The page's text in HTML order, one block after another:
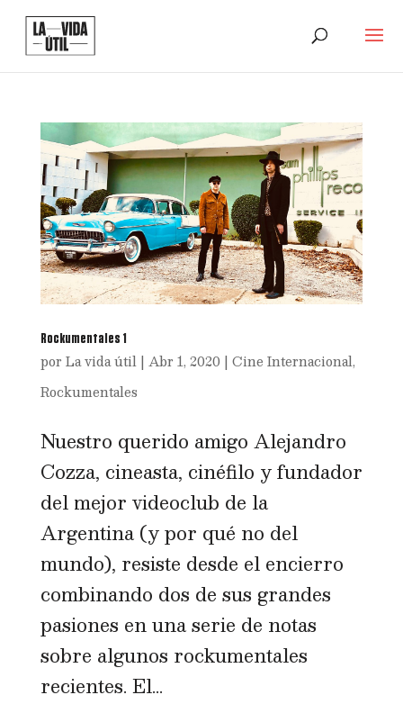
Rockumentales 1
por La vida útil| Abr 1, 2020 | Cine Internacional,
Rockumentales
Nuestro querido amigo Alejandro
Cozza, cineasta, cinéfilo y fundador
del mejor videoclub de la
Argentina (y por qué no del
mundo), resiste desde el encierro
combinando dos de sus grandes
pasiones en una serie de notas
sobre algunos rockumentales
recientes. El...